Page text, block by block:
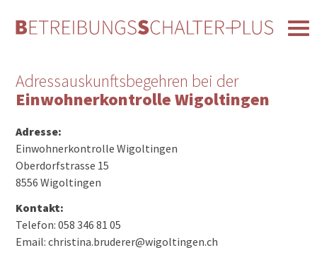
Adressauskunftsbegehren bei der
Einwohnerkontrolle Wigoltingen
Adresse:
Einwohnerkontrolle Wigoltingen
Oberdorfstrasse 15
8556 Wigoltingen
Kontakt:
Telefon: 058 346 81 05
Email: christina.bruderer@wigoltingen.ch